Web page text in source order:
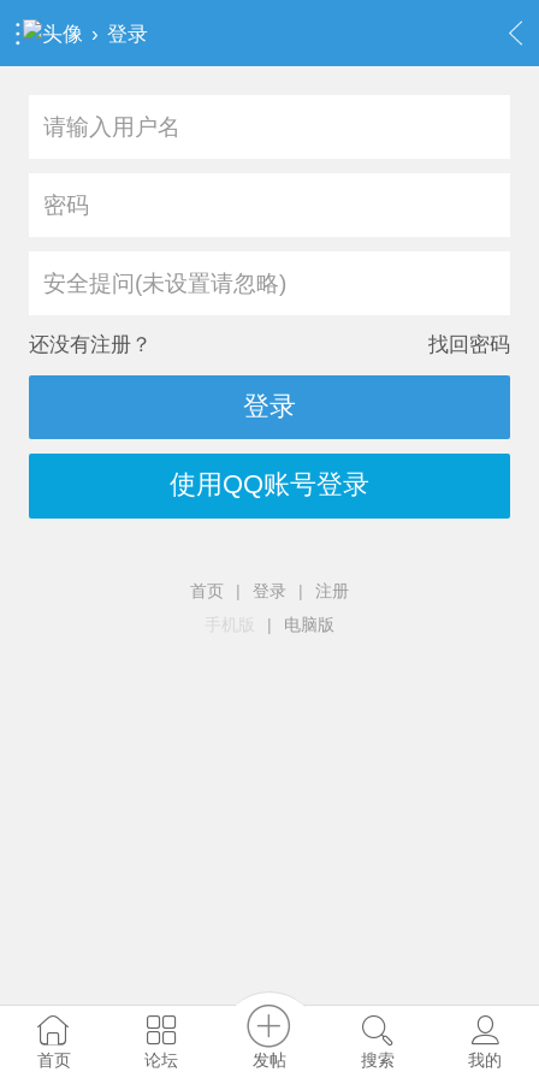
› 登录
安全提问(未设置请忽略)
还没有注册？ 找回密码
登录
使用QQ账号登录
首页 | 登录 |
注册
手机版
| 电脑版
首页 论坛 发帖 搜索 我的